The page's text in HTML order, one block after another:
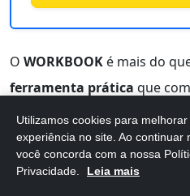
O WORKBOOK é mais do
ferramenta prática que
"Nação Dopamina", da Dra.
páginas de conteúdo rico,
conselheiros, terapeutas e
Utilizamos cookies para melhorar
experiência no site. Ao continuar
você concorda com a nossa
Privacidade.
Leia mais